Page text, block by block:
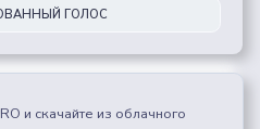
ГОЛОС
и скачайте из облачного